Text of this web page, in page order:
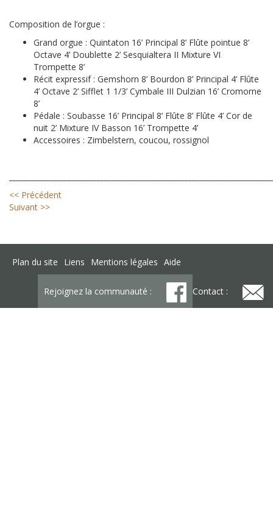
Composition de l’orgue :
Grand orgue : Quintaton 16’ Principal 8’ Flûte pointue 8’
Octave 4’ Doublette 2’ Sesquialtera II Mixture VI
Trompette 8’
Récit expressif : Gemshorn 8’ Bourdon 8’ Principal 4’ Flûte
4’ Octave 2’ Sifflet 1 1/3’ Cymbale III Dulzian 16’ Cromorne
8’
Pédale : Soubasse 16’ Principal 8’ Flûte 8’ Flûte 4’ Cor de
nuit 2’ Mixture IV Basson 16’ Trompette 4’
Accessoires : Zimbelstern, coucou, rossignol
<< Précédent
Suivant >>
Plan du site Liens Mentions légales Aide
Rejoignez la communauté : Contact :